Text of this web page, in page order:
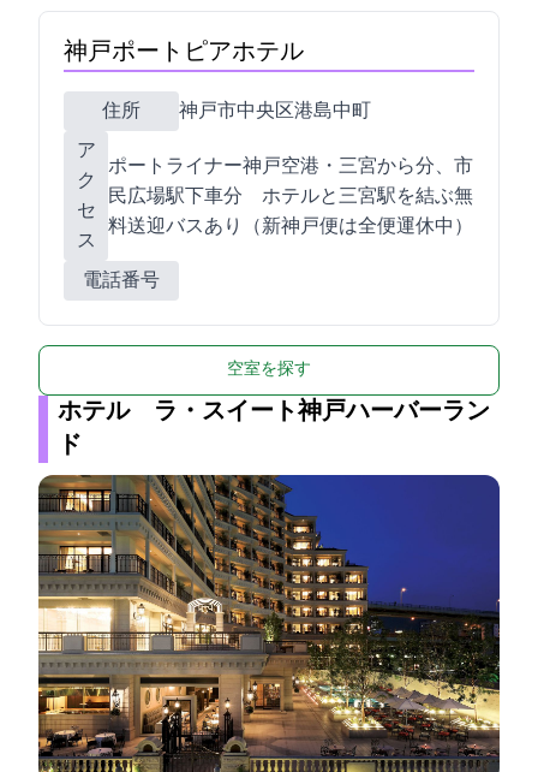
神戸ポートピアホテル
住所
神戸市中央区港島中町6-10-1
ア
ク
セ
ス
ポートライナー神戸空港・三宮から10分、市
民広場駅下車1分 ホテルと三宮駅を結ぶ無
料送迎バスあり（新神戸便は全便運休中）
電話番号
空室を探す
ホテル ラ・スイート神戸ハーバーラン
ド